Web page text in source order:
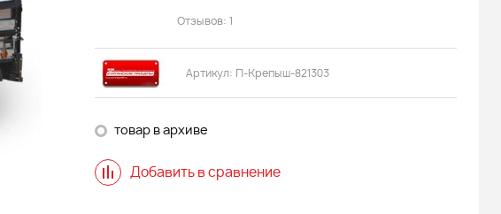
Отзывов: 1
Артикул: П-Крепыш-821303
товар в архиве
Добавить в сравнение